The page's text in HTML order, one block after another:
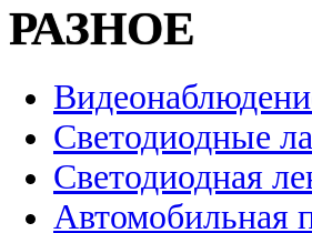
РАЗНОЕ
Светодиодные
Светодиодная
Автомобильная